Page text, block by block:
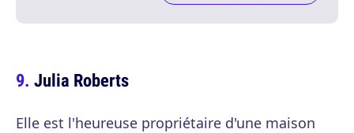
Julia Roberts
Elle est l'heureuse propriétaire d'une maison